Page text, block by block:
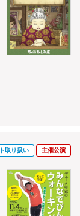
取り扱い 主催公演